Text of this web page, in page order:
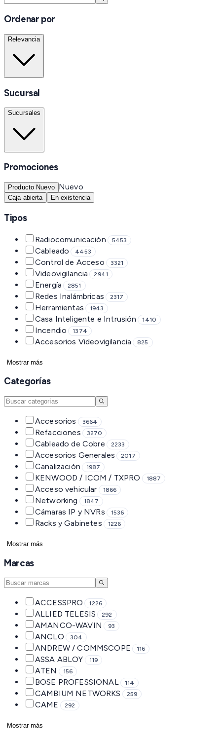
Ordenar por
Relevancia
Sucursal
Sucursales
Promociones
Producto Nuevo Nuevo
Caja abierta En existencia
Tipos
Radiocomunicación 5453
Cableado 4453
Control de Acceso 3321
Videovigilancia 2941
Energía 2851
Redes Inalámbricas 2317
Herramientas 1943
Casa Inteligente e Intrusión 1410
Incendio 1374
Accesorios Videovigilancia 825
Mostrar más
Categorías
Accesorios 3664
Refacciones 3270
Cableado de Cobre 2233
Accesorios Generales 2017
Canalización 1987
KENWOOD / ICOM / TXPRO 1887
Acceso vehicular 1866
Networking 1847
Cámaras IP y NVRs 1536
Racks y Gabinetes 1226
Mostrar más
Marcas
ACCESSPRO 1226
ALLIED TELESIS 292
AMANCO-WAVIN 93
ANCLO 304
ANDREW / COMMSCOPE 116
ASSA ABLOY 119
ATEN 156
BOSE PROFESSIONAL 114
CAMBIUM NETWORKS 259
CAME 292
Mostrar más